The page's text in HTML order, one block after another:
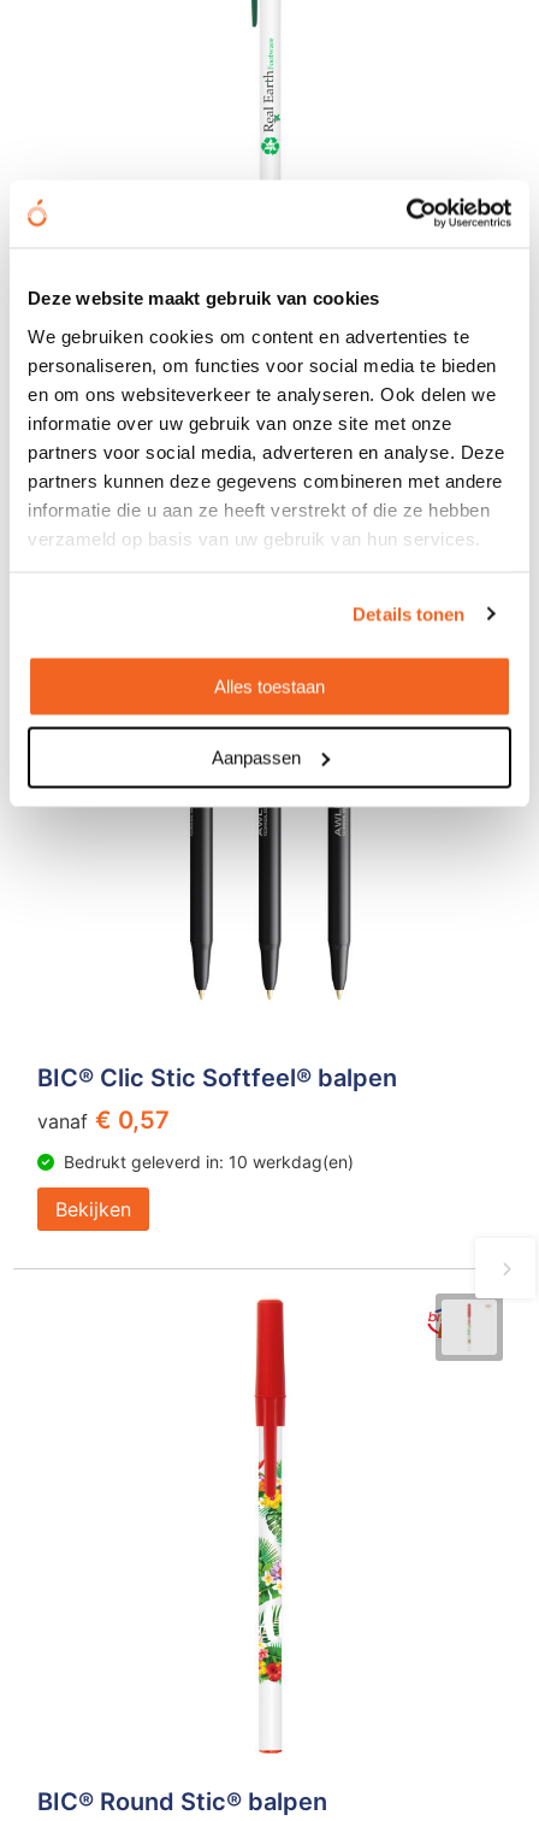
Deze website maakt gebruik van cookies
We gebruiken cookies om content en advertenties te
personaliseren, om functies voor social media te bieden
en om ons websiteverkeer te analyseren. Ook delen we
informatie over uw gebruik van onze site met onze
partners voor social media, adverteren en analyse. Deze
partners kunnen deze gegevens combineren met andere
informatie die u aan ze heeft verstrekt of die ze hebben
verzameld op basis van uw gebruik van hun services.
Details tonen
Alles toestaan
Aanpassen
BIC® Round Stic® Ecolutions® balpen
vanaf € 0,26
Bedrukt geleverd in: 10 werkdag(en)
Bekijken
BIC® Clic Stic Softfeel® balpen
vanaf € 0,57
Bedrukt geleverd in: 10 werkdag(en)
Bekijken
BIC® Round Stic® balpen